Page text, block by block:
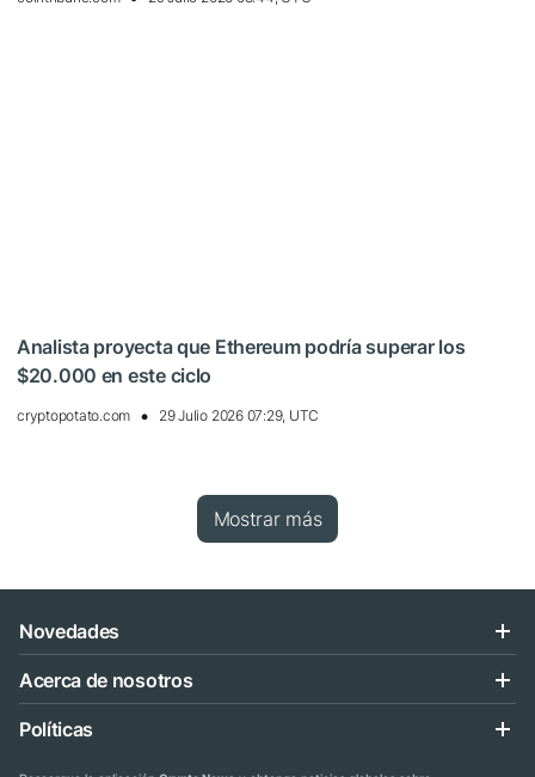
Analista proyecta que Ethereum podría superar los
$20.000 en este ciclo
cryptopotato.com 29 Julio 2026 07:29, UTC
Mostrar más
Novedades
Acerca de nosotros
Políticas